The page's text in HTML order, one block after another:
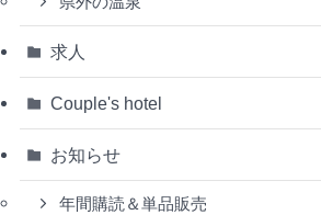
求人
Couple's hotel
お知らせ
年間購読＆単品販売